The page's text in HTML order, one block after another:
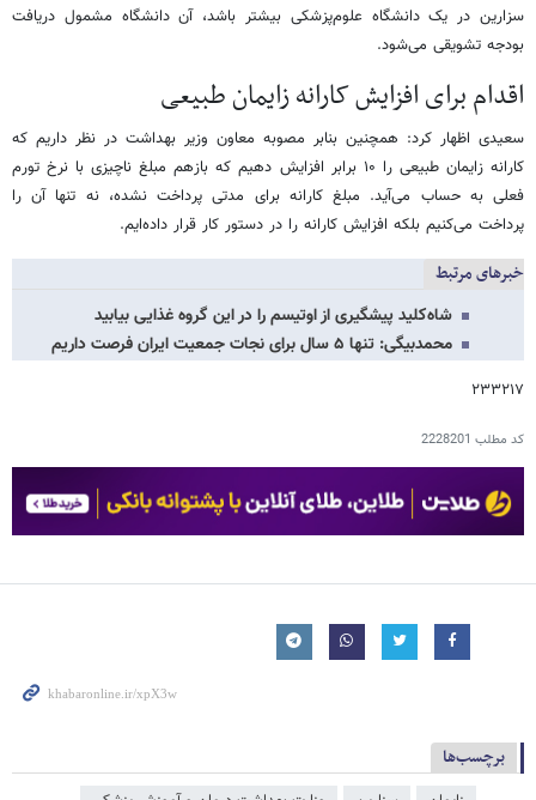
سزارین در یک دانشگاه علوم‌پزشکی بیشتر باشد، آن دانشگاه مشمول دریافت
بودجه تشویقی می‌شود.
اقدام برای افزایش کارانه زایمان طبیعی
سعیدی اظهار کرد: همچنین بنابر مصوبه معاون وزیر بهداشت در نظر داریم که
کارانه زایمان طبیعی را ۱۰ برابر افزایش دهیم که بازهم مبلغ ناچیزی با نرخ تورم
فعلی به حساب می‌آید. مبلغ کارانه برای مدتی پرداخت نشده، نه تنها آن را
پرداخت می‌کنیم بلکه افزایش کارانه را در دستور کار قرار داده‌ایم.
خبرهای مرتبط
شاه‌کلید پیشگیری از اوتیسم را در این گروه غذایی بیابید
محمدبیگی: تنها ۵ سال برای نجات جمعیت ایران فرصت داریم
۲۳۳۲۱۷
کد مطلب 2228201
برچسب‌ها